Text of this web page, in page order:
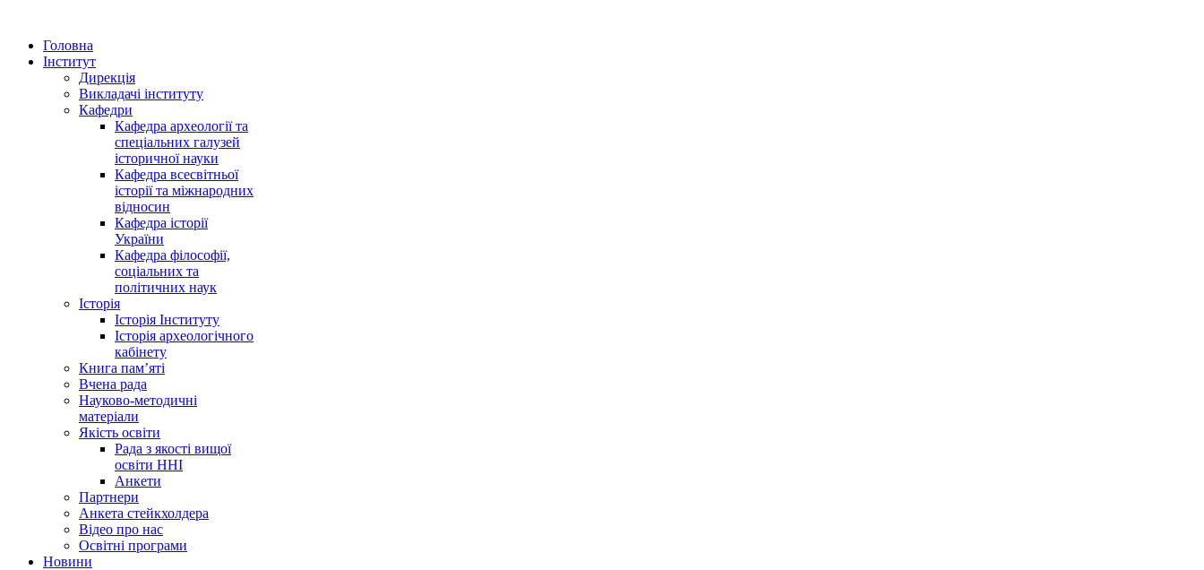
Головна
Інститут
Дирекція
Викладачі інституту
Кафедри
Кафедра археології та
спеціальних галузей
історичної науки
Кафедра всесвітньої
історії та міжнародних
відносин
Кафедра історії
України
Кафедра філософії,
соціальних та
політичних наук
Історія
Історія Інституту
Історія археологічного
кабінету
Книга памʼяті
Вчена рада
Науково-методичні
матеріали
Якість освіти
Рада з якості вищої
освіти ННІ
Анкети
Партнери
Анкета стейкхолдера
Відео про нас
Освітні програми
Hовини